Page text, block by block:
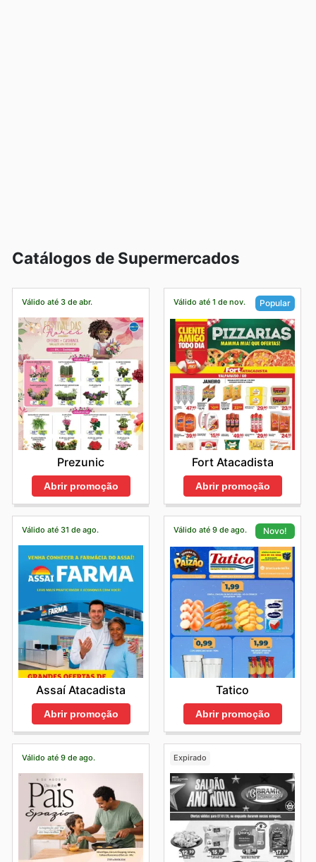
Catálogos de Supermercados
Válido até 3 de abr.
Prezunic
Abrir promoção
Válido até 1 de nov. Popular
Fort Atacadista
Abrir promoção
Válido até 31 de ago.
Assaí Atacadista
Abrir promoção
Válido até 9 de ago. Novo!
Tatico
Abrir promoção
Válido até 9 de ago. Expirado